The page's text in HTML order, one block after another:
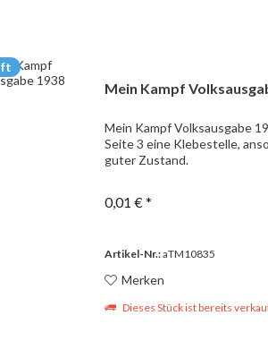
Mein Kampf
Mein Kampf Volksausgabe
Seite 3 eine Klebestelle,
guter Zustand.
0,01 € *
Artikel-Nr.:aTM10835
Merken
Dieses Stück ist bereits